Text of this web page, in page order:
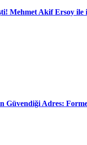
Mehmet Akif Ersoy ile
Güvendiği Adres: